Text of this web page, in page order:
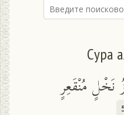
Сура
نَخْلٍ مُنْقَعِرٍ